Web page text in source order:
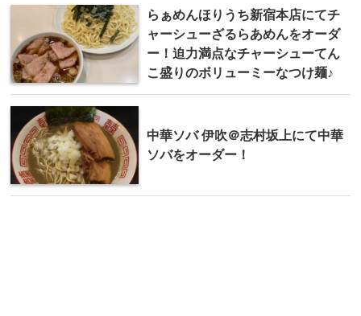
らぁめんほりうち新宿本店にてチ
ャーシューざるらあめんをオーダ
ー！迫力満点なチャーシューてん
こ盛りのボリューミーなつけ麺♪
中華ソバ 伊吹＠志村坂上にて中華
ソバをオーダー！